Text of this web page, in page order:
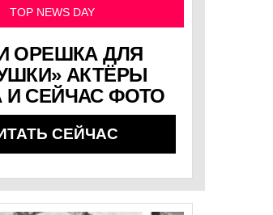
TOP NEWS DAY
ОРЕШКА ДЛЯ
АКТЁРЫ
И СЕЙЧАС ФОТО
СЕЙЧАС